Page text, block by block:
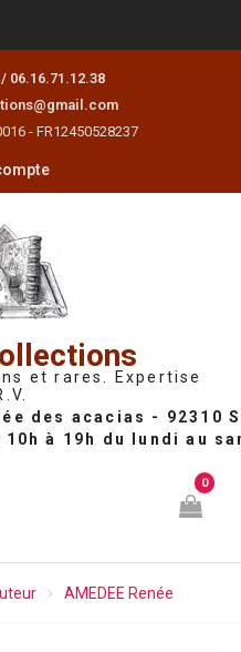
06.16.71.12.38
- FR12450528237
et rares. Expertise
0
AMEDEE Renée